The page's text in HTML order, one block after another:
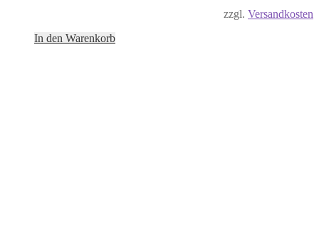
zzgl. Versandkosten
In den Warenkorb